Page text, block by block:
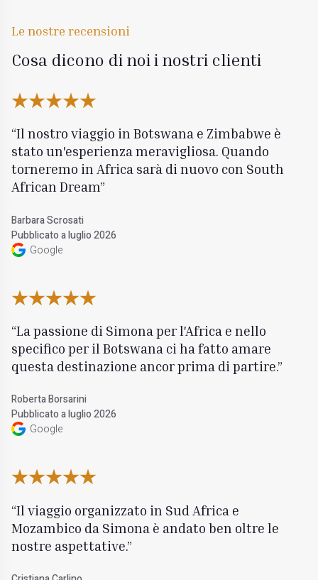
Le nostre recensioni
Cosa dicono di noi i nostri clienti
Il nostro viaggio in Botswana e Zimbabwe è
stato un'esperienza meravigliosa. Quando
torneremo in Africa sarà di nuovo con South
African Dream
Barbara Scrosati
Pubblicato a luglio 2026
Google
La passione di Simona per l'Africa e nello
specifico per il Botswana ci ha fatto amare
questa destinazione ancor prima di partire.
Roberta Borsarini
Pubblicato a luglio 2026
Google
Il viaggio organizzato in Sud Africa e
Mozambico da Simona è andato ben oltre le
nostre aspettative.